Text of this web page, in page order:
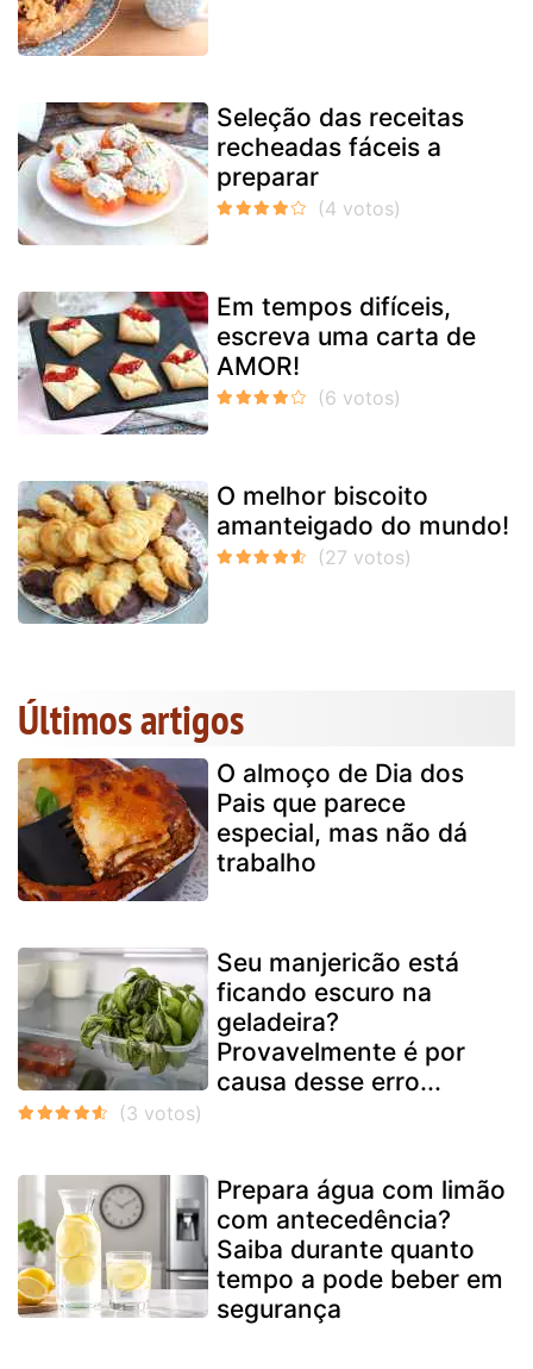
Seleção das receitas
recheadas fáceis a
preparar
Em tempos difíceis,
escreva uma carta de
AMOR!
O melhor biscoito
amanteigado do mundo!
Últimos artigos
O almoço de Dia dos
Pais que parece
especial, mas não dá
trabalho
Seu manjericão está
ficando escuro na
geladeira?
Provavelmente é por
causa desse erro...
Prepara água com limão
com antecedência?
Saiba durante quanto
tempo a pode beber em
segurança